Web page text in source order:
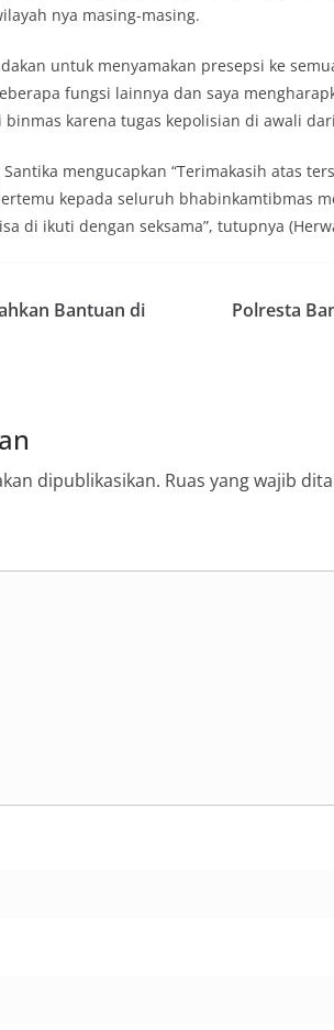
nya masing-masing.
untuk menyamakan presepsi ke
fungsi lainnya dan saya
karena tugas kepolisian di awali
mengucapkan “Terimakasih atas
kepada seluruh bhabinkamtibmas
di ikuti dengan seksama”, tutupnya
Bantuan di
Polresta
dipublikasikan. Ruas yang wajib